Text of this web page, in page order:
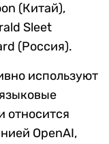
(Китай),
Sleet
(Россия).
используют
относится
OpenAI,